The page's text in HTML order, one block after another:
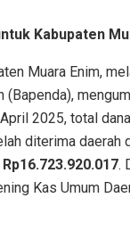
Kabupaten
Muara Enim,
(Bapenda),
2025, total
diterima daerah
Rp16.723.920.017.
Kas Umum